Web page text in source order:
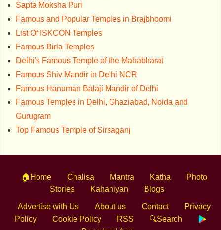
Sapta Moksha Puri
Famous and Popular Temples in Brajbhoomi
List Of ISKCON Temples
Famous Birla Temples
Delhi's Famous Temple of the Mahabharat
Famous Shiv Mandir in Delhi NCR
Famous Hanuman Balaji Mandir of Delhi
Famous Temples in Delhi, Ghaziabad, Noida and
Gurugram
Top Famous Temple of Sirsaganj
🏠Home Chalisa Mantra Katha
Photo
Stories
Kahaniyan Blogs
Advertise with Us About us Contact
Privacy
Policy
Cookie Policy RSS
🔍Search